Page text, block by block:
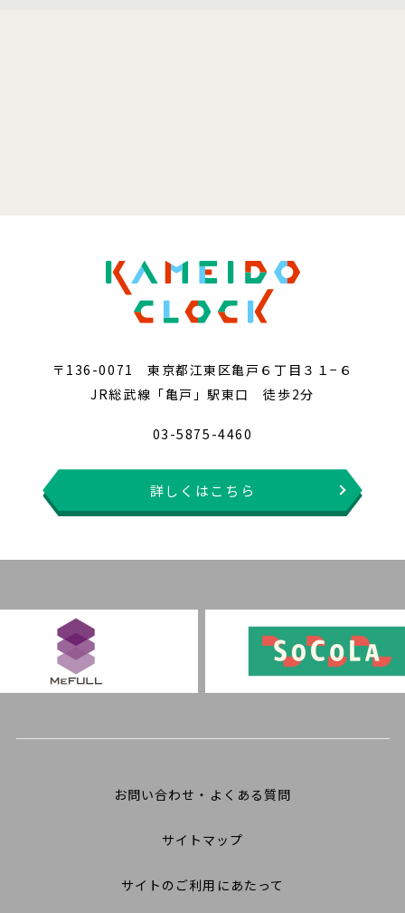
〒136-0071 東京都江東区亀戸６丁目３１−６
JR総武線「亀戸」駅東口 徒歩2分
03-5875-4460
詳しくはこちら
お問い合わせ・よくある質問
サイトマップ
サイトのご利用にあたって